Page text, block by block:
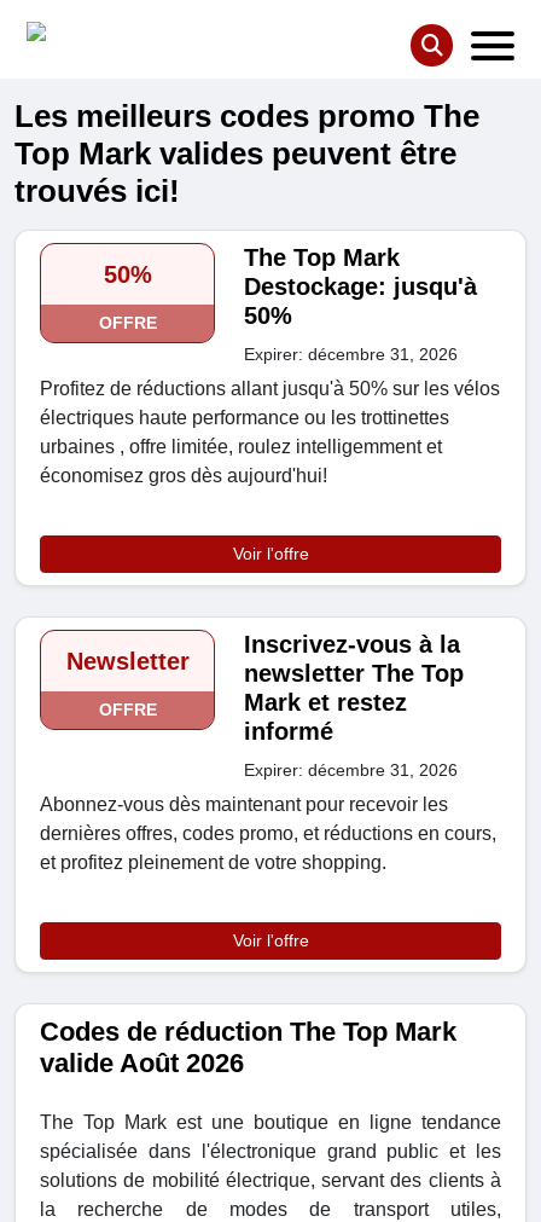
Les meilleurs codes promo The
Top Mark valides peuvent être
trouvés ici!
50%
OFFRE
The Top Mark
Destockage: jusqu'à
50%
Expirer: décembre 31, 2026
Profitez de réductions allant jusqu'à 50% sur les vélos
électriques haute performance ou les trottinettes
urbaines , offre limitée, roulez intelligemment et
économisez gros dès aujourd'hui!
Voir l'offre
Newsletter
OFFRE
Inscrivez-vous à la
newsletter The Top
Mark et restez
informé
Expirer: décembre 31, 2026
Abonnez-vous dès maintenant pour recevoir les
dernières offres, codes promo, et réductions en cours,
et profitez pleinement de votre shopping.
Voir l'offre
Codes de réduction The Top Mark
valide Août 2026
The Top Mark est une boutique en ligne tendance
spécialisée dans l'électronique grand public et les
solutions de mobilité électrique, servant des clients à
la recherche de modes de transport utiles,